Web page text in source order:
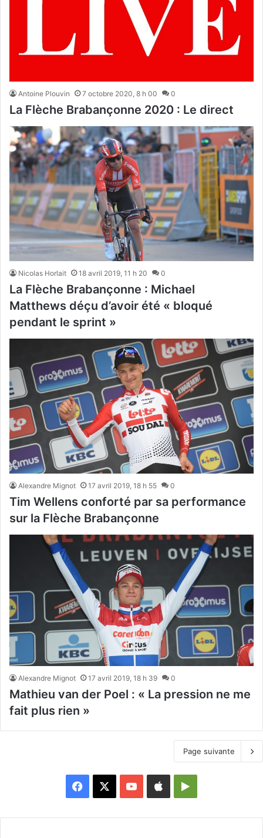
Antoine Plouvin 7 octobre 2020, 8 h 00 0
La Flèche Brabançonne 2020 : Le direct
Nicolas Horlait 18 avril 2019, 11 h 20 0
La Flèche Brabançonne : Michael
Matthews déçu d’avoir été « bloqué
pendant le sprint »
Alexandre Mignot 17 avril 2019, 18 h 55 0
Tim Wellens conforté par sa performance
sur la Flèche Brabançonne
Alexandre Mignot 17 avril 2019, 18 h 39 0
Mathieu van der Poel : « La pression ne me
fait plus rien »
Page suivante
Facebook YouTubeAppleGoogle